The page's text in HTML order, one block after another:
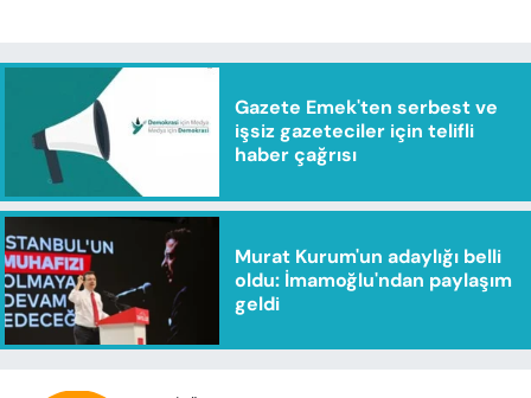
Gazete Emek'ten serbest ve
işsiz gazeteciler için telifli
haber çağrısı
Murat Kurum'un adaylığı belli
oldu: İmamoğlu'ndan paylaşım
geldi